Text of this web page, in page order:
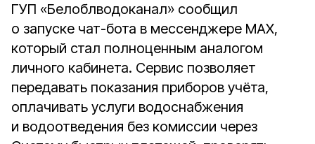
ГУП «Белоблводоканал» сообщил
о запуске чат-бота в мессенджере MAX,
который стал полноценным аналогом
личного кабинета. Сервис позволяет
передавать показания приборов учёта,
оплачивать услуги водоснабжения
и водоотведения без комиссии через